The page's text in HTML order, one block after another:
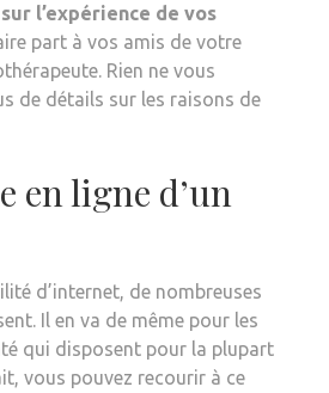
l’expérience de vos
part à vos amis de votre
Rien ne vous
de détails sur les raisons de
en ligne d’un
d’internet, de nombreuses
Il en va de même pour les
qui disposent pour la plupart
vous pouvez recourir à ce